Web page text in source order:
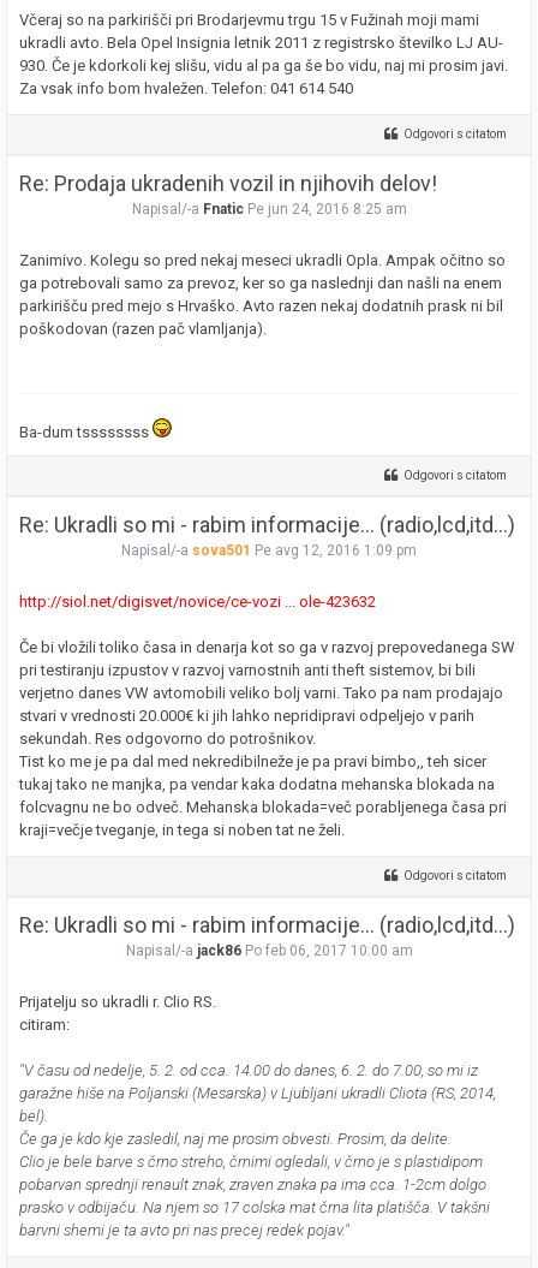
Včeraj so na parkirišči pri Brodarjevmu trgu 15 v Fužinah moji mami
ukradli avto. Bela Opel Insignia letnik 2011 z registrsko številko LJ AU-
930. Če je kdorkoli kej slišu, vidu al pa ga še bo vidu, naj mi prosim javi.
Za vsak info bom hvaležen. Telefon: 041 614 540
Odgovori s citatom
Re: Prodaja ukradenih vozil in njihovih delov!
Napisal/-a Fnatic Pe jun 24, 2016 8:25 am
Zanimivo. Kolegu so pred nekaj meseci ukradli Opla. Ampak očitno so
ga potrebovali samo za prevoz, ker so ga naslednji dan našli na enem
parkirišču pred mejo s Hrvaško. Avto razen nekaj dodatnih prask ni bil
poškodovan (razen pač vlamljanja).
Ba-dum tssssssss
Odgovori s citatom
Re: Ukradli so mi - rabim informacije... (radio,lcd,itd...)
Napisal/-a sova501 Pe avg 12, 2016 1:09 pm
http://siol.net/digisvet/novice/ce-vozi ... ole-423632
Če bi vložili toliko časa in denarja kot so ga v razvoj prepovedanega SW
pri testiranju izpustov v razvoj varnostnih anti theft sistemov, bi bili
verjetno danes VW avtomobili veliko bolj varni. Tako pa nam prodajajo
stvari v vrednosti 20.000€ ki jih lahko nepridipravi odpeljejo v parih
sekundah. Res odgovorno do potrošnikov.
Tist ko me je pa dal med nekredibilneže je pa pravi bimbo,, teh sicer
tukaj tako ne manjka, pa vendar kaka dodatna mehanska blokada na
folcvagnu ne bo odveč. Mehanska blokada=več porabljenega časa pri
kraji=večje tveganje, in tega si noben tat ne želi.
Odgovori s citatom
Re: Ukradli so mi - rabim informacije... (radio,lcd,itd...)
Napisal/-a jack86 Po feb 06, 2017 10:00 am
Prijatelju so ukradli r. Clio RS.
citiram:
"V času od nedelje, 5. 2. od cca. 14.00 do danes, 6. 2. do 7.00, so mi iz
garažne hiše na Poljanski (Mesarska) v Ljubljani ukradli Cliota (RS, 2014,
bel).
Če ga je kdo kje zasledil, naj me prosim obvesti. Prosim, da delite.
Clio je bele barve s črno streho, črnimi ogledali, v črno je s plastidipom
pobarvan sprednji renault znak, zraven znaka pa ima cca. 1-2cm dolgo
prasko v odbijaču. Na njem so 17 colska mat črna lita platišča. V takšni
barvni shemi je ta avto pri nas precej redek pojav."